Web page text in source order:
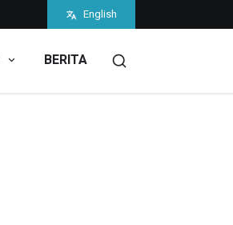
English
BERITA